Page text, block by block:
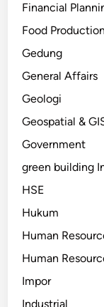
Financial
Food Production
Gedung
General Affairs
Geologi
Geospatial &
Government
green building
HSE
Hukum
Human
Human
Impor
Industrial